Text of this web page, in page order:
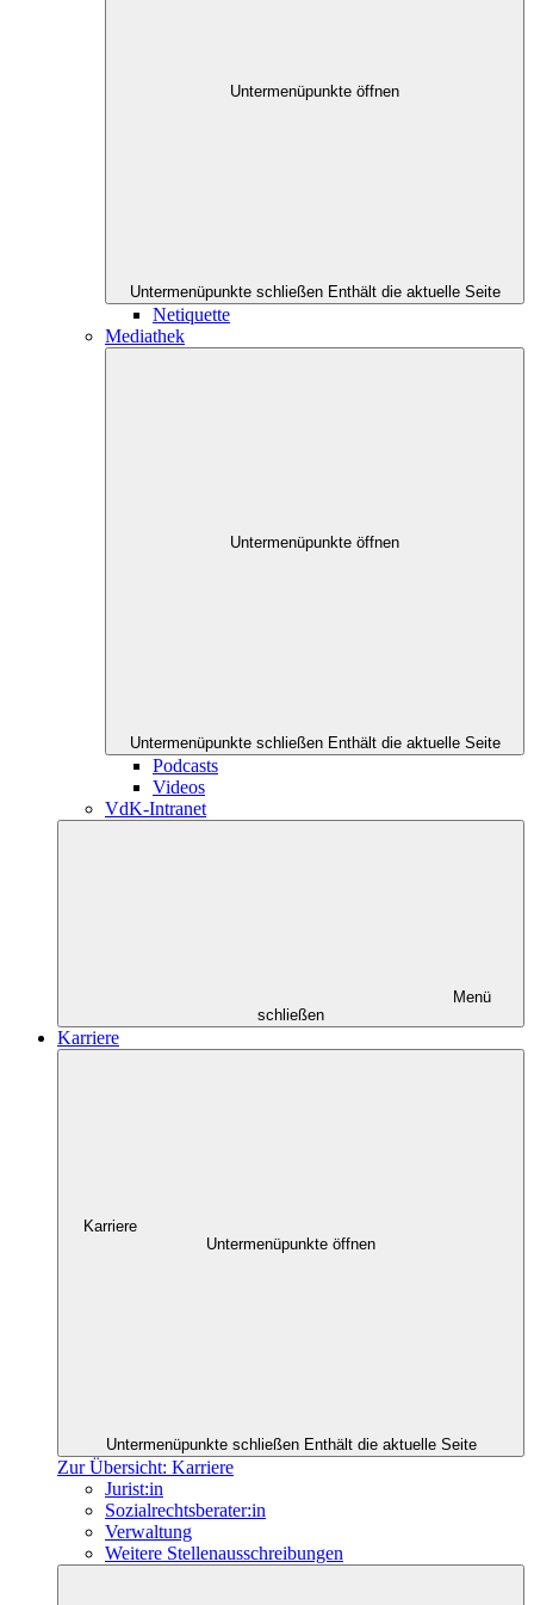
Untermenüpunkte öffnen
Untermenüpunkte schließen Enthält die aktuelle Seite
Netiquette
Mediathek
Untermenüpunkte öffnen
Untermenüpunkte schließen Enthält die aktuelle Seite
Podcasts
Videos
VdK-Intranet
Menü
schließen
Karriere
Karriere
Untermenüpunkte öffnen
Untermenüpunkte schließen Enthält die aktuelle Seite
Zur Übersicht: Karriere
Jurist:in
Sozialrechtsberater:in
Verwaltung
Weitere Stellenausschreibungen